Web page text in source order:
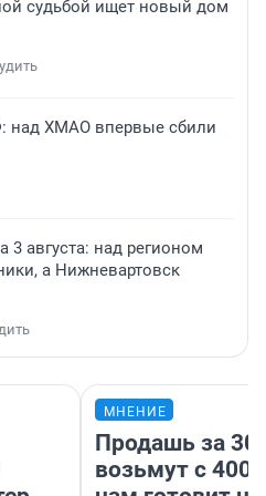
судьбой ищет новый дом
над ХМАО впервые сбили
августа: над регионом
а Нижневартовск
МНЕНИЕ
Продашь за
возьмут с